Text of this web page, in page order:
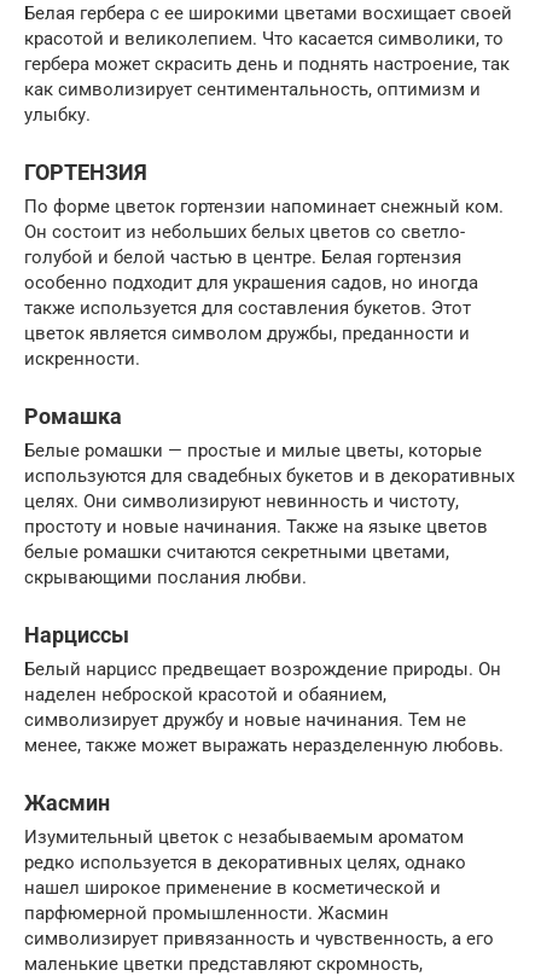
Белая гербера с ее широкими цветами восхищает своей
красотой и великолепием. Что касается символики, то
гербера может скрасить день и поднять настроение, так
как символизирует сентиментальность, оптимизм и
улыбку.
ГОРТЕНЗИЯ
По форме цветок гортензии напоминает снежный ком.
Он состоит из небольших белых цветов со светло-
голубой и белой частью в центре. Белая гортензия
особенно подходит для украшения садов, но иногда
также используется для составления букетов. Этот
цветок является символом дружбы, преданности и
искренности.
Ромашка
Белые ромашки — простые и милые цветы, которые
используются для свадебных букетов и в декоративных
целях. Они символизируют невинность и чистоту,
простоту и новые начинания. Также на языке цветов
белые ромашки считаются секретными цветами,
скрывающими послания любви.
Нарциссы
Белый нарцисс предвещает возрождение природы. Он
наделен неброской красотой и обаянием,
символизирует дружбу и новые начинания. Тем не
менее, также может выражать неразделенную любовь.
Жасмин
Изумительный цветок с незабываемым ароматом
редко используется в декоративных целях, однако
нашел широкое применение в косметической и
парфюмерной промышленности. Жасмин
символизирует привязанность и чувственность, а его
маленькие цветки представляют скромность,